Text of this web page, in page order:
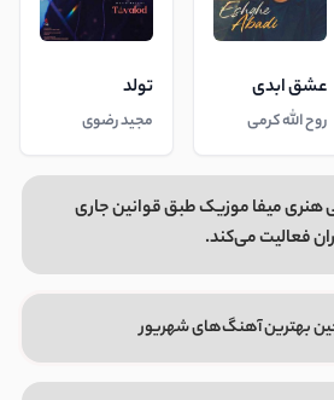
عشق ابدی
روح الله کرمی
تولد
مجید رضوی
هنری میفا موزیک طبق قوانین جاری
فعالیت می‌کند.
بهترین آهنگ‌های شهریور